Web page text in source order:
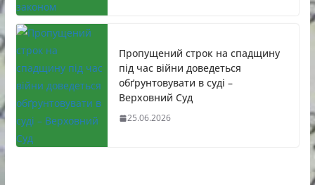
Пропущений строк на спадщину
під час війни доведеться
обґрунтовувати в суді –
Верховний Суд
25.06.2026